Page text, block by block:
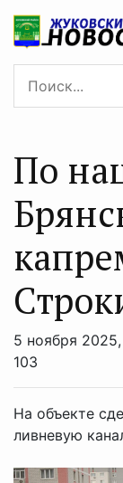
По
5 ноября 2025,
103
На объекте
ливневую